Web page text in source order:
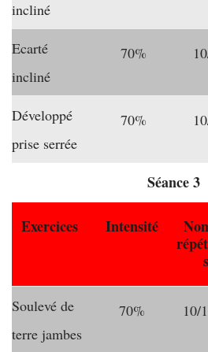
incliné
Ecarté
incliné
70%
Développé
prise serrée
70%
Séance 3
Exercices Intensité
Soulevé de
terre jambes
70% 10/